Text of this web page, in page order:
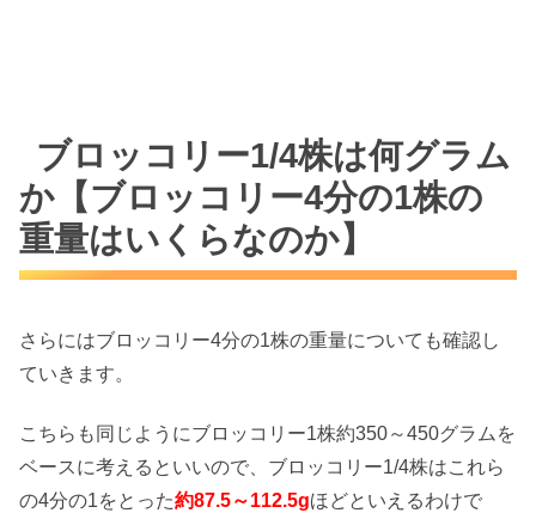
ブロッコリー1/4株は何グラム
か【ブロッコリー4分の1株の
重量はいくらなのか】
さらにはブロッコリー4分の1株の重量についても確認し
ていきます。
こちらも同じようにブロッコリー1株約350～450グラムを
ベースに考えるといいので、ブロッコリー1/4株はこれら
の4分の1をとった約87.5～112.5gほどといえるわけで